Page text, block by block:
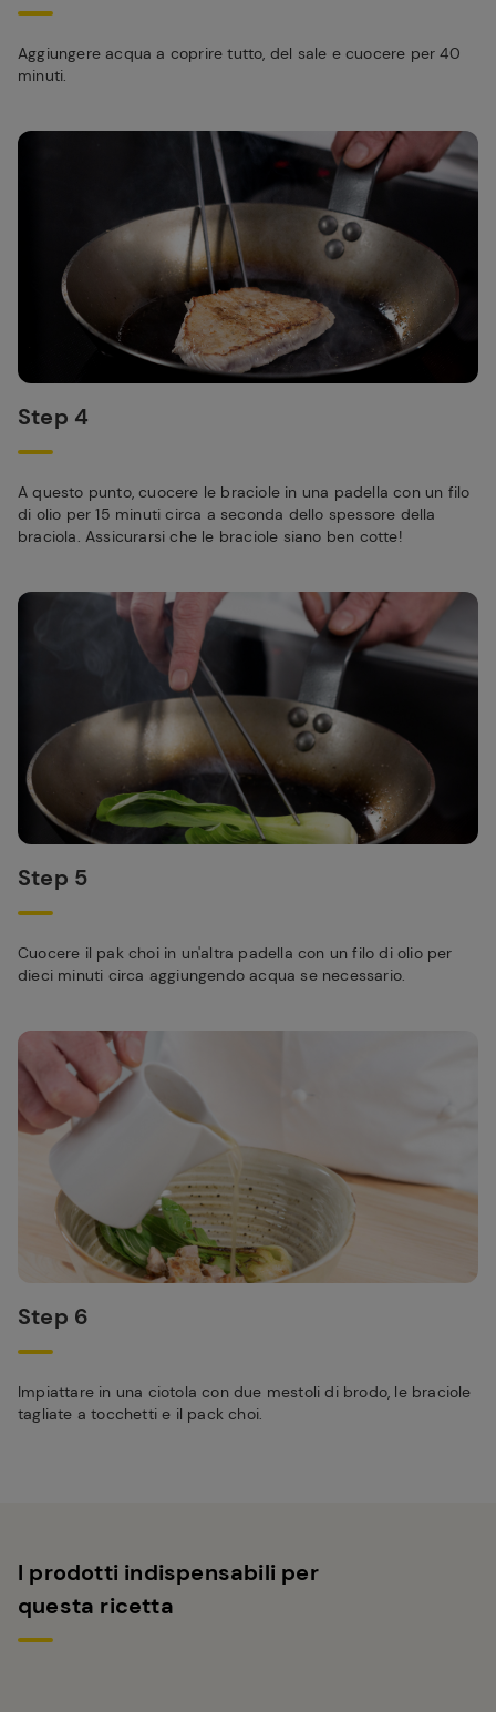
Aggiungere acqua a coprire tutto, del sale e cuocere per 40
minuti.
Step 4
A questo punto, cuocere le braciole in una padella con un filo
di olio per 15 minuti circa a seconda dello spessore della
braciola. Assicurarsi che le braciole siano ben cotte!
Step 5
Cuocere il pak choi in un'altra padella con un filo di olio per
dieci minuti circa aggiungendo acqua se necessario.
Step 6
Impiattare in una ciotola con due mestoli di brodo, le braciole
tagliate a tocchetti e il pack choi.
I prodotti indispensabili per
questa ricetta